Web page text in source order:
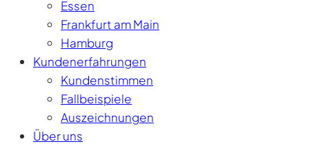
Essen
Frankfurt am Main
Hamburg
Kundenerfahrungen
Kundenstimmen
Fallbeispiele
Auszeichnungen
Über uns